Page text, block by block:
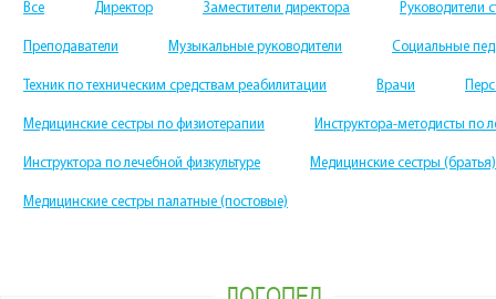
Все Директор Заместители директора Руководители
Преподаватели Музыкальные руководители Социальные
Техник по техническим средствам реабилитации Врачи
Медицинские сестры по физиотерапии Инструктора-методисты по
Инструктора по лечебной физкультуре Медицинские сестры
Медицинские сестры палатные (постовые)